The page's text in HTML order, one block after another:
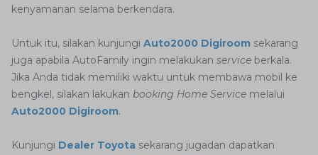
kenyamanan selama berkendara.
Untuk itu, silakan kunjungi Auto2000 Digiroom sekarang
juga apabila AutoFamily ingin melakukan service berkala.
Jika Anda tidak memiliki waktu untuk membawa mobil ke
bengkel, silakan lakukan booking Home Service melalui
Auto2000 Digiroom.
Kunjungi Dealer Toyota sekarang jugadan dapatkan